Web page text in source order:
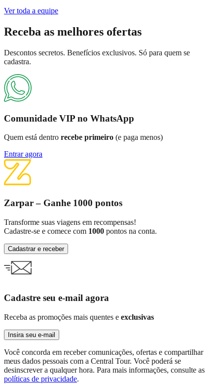
Ver toda a equipe
Receba as melhores ofertas
Descontos secretos. Benefícios exclusivos. Só para quem se
cadastra.
Comunidade VIP no WhatsApp
Quem está dentro recebe primeiro (e paga menos)
Entrar agora
Zarpar – Ganhe 1000 pontos
Transforme suas viagens em recompensas!
Cadastre-se e comece com 1000 pontos na conta.
Cadastrar e receber
Cadastre seu e-mail agora
Receba as promoções mais quentes e exclusivas
Insira seu e-mail
Você concorda em receber comunicações, ofertas e compartilhar
meus dados pessoais com a Central Tour. Você poderá se
desinscrever a qualquer hora. Para mais informações, consulte as
políticas de privacidade.